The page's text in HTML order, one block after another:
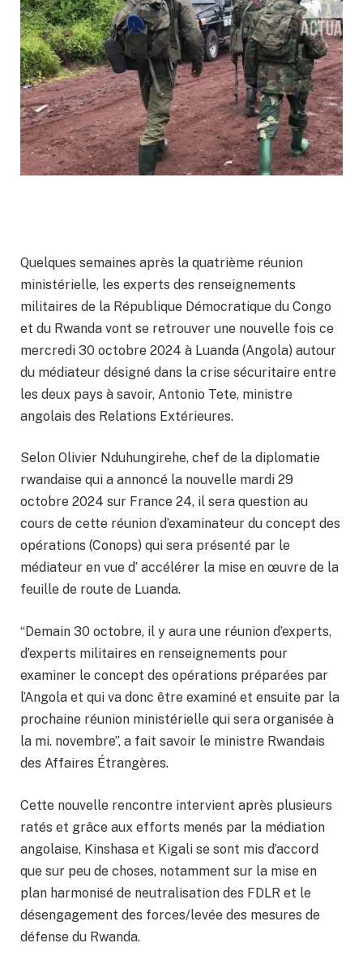
Quelques semaines après la quatrième réunion
ministérielle, les experts des renseignements
militaires de la République Démocratique du Congo
et du Rwanda vont se retrouver une nouvelle fois ce
mercredi 30 octobre 2024 à Luanda (Angola) autour
du médiateur désigné dans la crise sécuritaire entre
les deux pays à savoir, Antonio Tete, ministre
angolais des Relations Extérieures.
Selon Olivier Nduhungirehe, chef de la diplomatie
rwandaise qui a annoncé la nouvelle mardi 29
octobre 2024 sur France 24, il sera question au
cours de cette réunion d’examinateur du concept des
opérations (Conops) qui sera présenté par le
médiateur en vue d’ accélérer la mise en œuvre de la
feuille de route de Luanda.
“Demain 30 octobre, il y aura une réunion d’experts,
d’experts militaires en renseignements pour
examiner le concept des opérations préparées par
l’Angola et qui va donc être examiné et ensuite par la
prochaine réunion ministérielle qui sera organisée à
la mi. novembre”, a fait savoir le ministre Rwandais
des Affaires Étrangères.
Cette nouvelle rencontre intervient après plusieurs
ratés et grâce aux efforts menés par la médiation
angolaise, Kinshasa et Kigali se sont mis d’accord
que sur peu de choses, notamment sur la mise en
plan harmonisé de neutralisation des FDLR et le
désengagement des forces/levée des mesures de
défense du Rwanda.